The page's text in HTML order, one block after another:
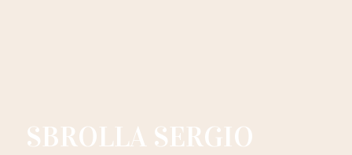
SBROLLA SERGIO